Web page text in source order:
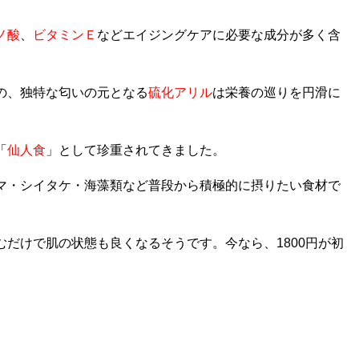
酸 ビタミンＥ などエイジングケアに必要な成分が多く含
、独特な匂いの元となる硫化アリルは栄養の巡りを円滑に
仙人食 」として珍重されてきました。
・シイタケ・海藻類など普段から積極的に摂りたい食材で
だけで肌の状態も良くなるそうです。今なら、1800円が初